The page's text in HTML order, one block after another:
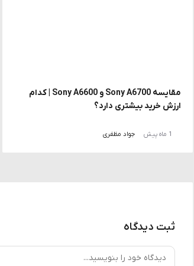
مقایسه Sony A6700 و Sony A6600 | کدام
ارزش خرید بیشتری دارد؟
1 ماه پیش جواد مظفری
ثبت دیدگاه